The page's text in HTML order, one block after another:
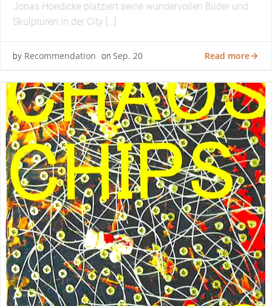
Jonas Hoedicke platziert seine wundervollen Bilder und
Skulpturen in der City […]
by Recommendation on Sep. 20 Read more